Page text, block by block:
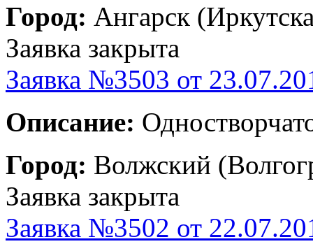
Город: Ангарск
Заявка закрыта
Заявка №3503 от
Описание:
Город: Волжский
Заявка закрыта
Заявка №3502 от